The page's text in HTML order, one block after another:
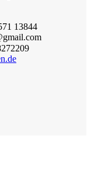
13844